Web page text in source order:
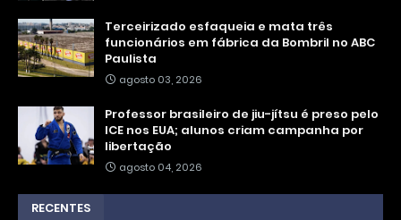
Terceirizado esfaqueia e mata três
funcionários em fábrica da Bombril no ABC
Paulista
agosto 03, 2026
Professor brasileiro de jiu-jítsu é preso pelo
ICE nos EUA; alunos criam campanha por
libertação
agosto 04, 2026
RECENTES